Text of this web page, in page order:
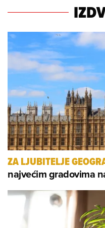
ZA LJUBITELJE
najvećim gradovima